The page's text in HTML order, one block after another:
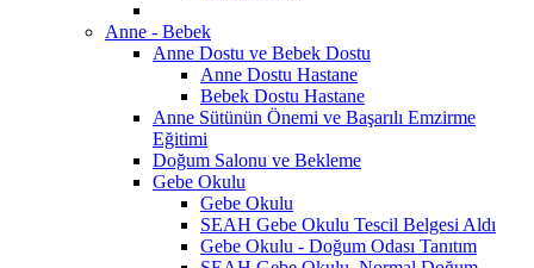
Anne - Bebek
Anne Dostu ve Bebek Dostu
Anne Dostu Hastane
Bebek Dostu Hastane
Anne Sütünün Önemi ve Başarılı Emzirme
Eğitimi
Doğum Salonu ve Bekleme
Gebe Okulu
Gebe Okulu
SEAH Gebe Okulu Tescil Belgesi Aldı
Gebe Okulu - Doğum Odası Tanıtım